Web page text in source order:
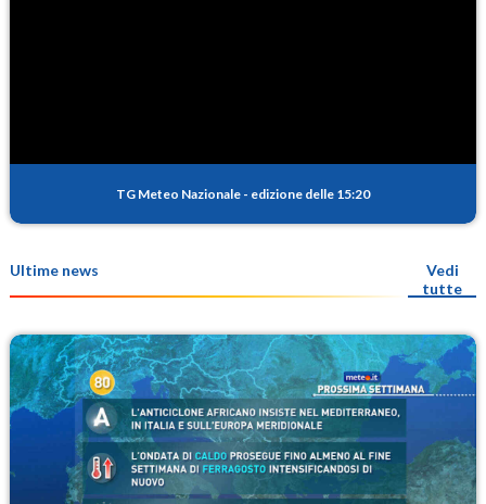
TG Meteo Nazionale - edizione delle 15:20
Ultime news
Vedi
tutte